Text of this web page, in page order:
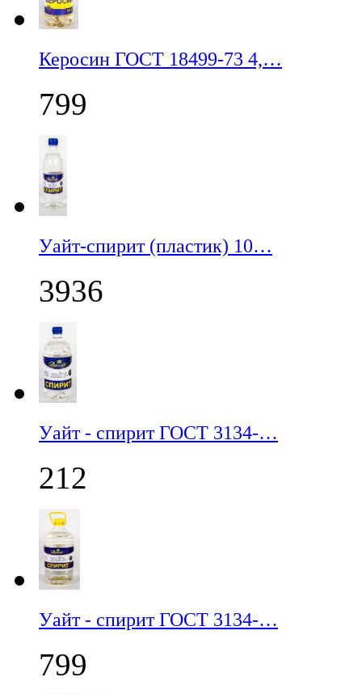
Керосин ГОСТ 18499-73 4,…
799
Уайт-спирит (пластик) 10…
3936
Уайт - спирит ГОСТ 3134-…
212
Уайт - спирит ГОСТ 3134-…
799